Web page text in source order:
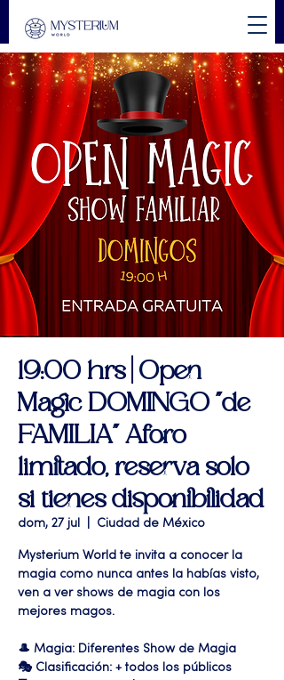
19:00 hrs | Open
Magic DOMINGO "de
FAMILIA" Aforo
limitado, reserva solo
si tienes disponibilidad
dom, 27 jul Ciudad de México
Mysterium World te invita a conocer la
magia como nunca antes la habías visto,
ven a ver shows de magia con los
mejores magos.
🎩 Magia: Diferentes Show de Magia
🎭 Clasificación: + todos los públicos